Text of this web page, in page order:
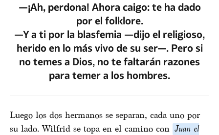
—¡Ah, perdona! Ahora caigo: te ha dado
por el folklore.
—Y a ti por la blasfemia —dijo el religioso,
herido en lo más vivo de su ser—. Pero si
no temes a Dios, no te faltarán razones
para temer a los hombres.
Luego los dos hermanos se separan, cada uno por
su lado. Wilfrid se topa en el camino con Juan el